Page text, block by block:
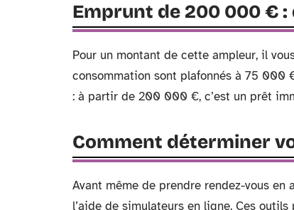
Emprunt de 200 000 €
Pour un montant de cette ampleur, il
consommation sont plafonnés à 75 000
: à partir de 200 000 €, c’est un prêt
Comment déterminer
Avant même de prendre rendez-vous en
l’aide de simulateurs en ligne. Ces